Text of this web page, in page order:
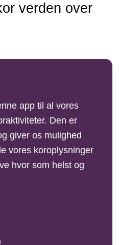
verden over
app til al vores
Den er
giver os mulighed
vores koroplysninger
hvor som helst og